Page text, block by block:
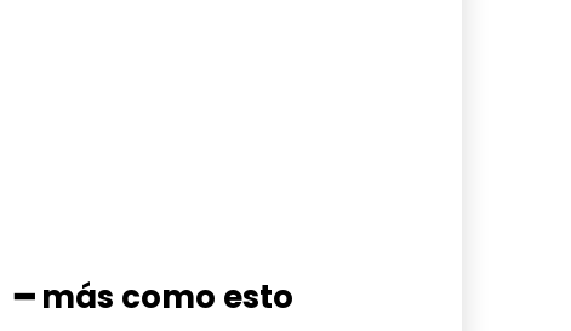
━ más como esto